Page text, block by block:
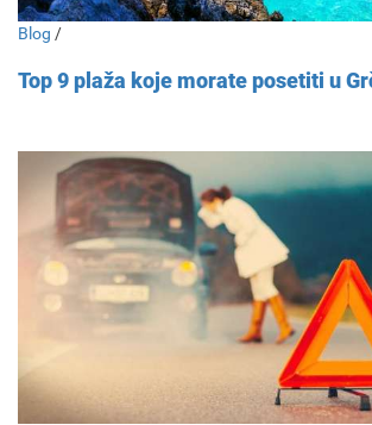
Blog /
Top 9 plaža koje morate posetiti u